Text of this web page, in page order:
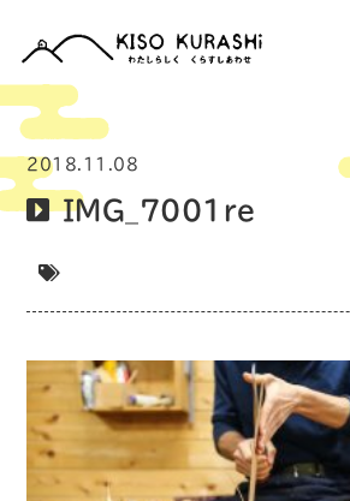
2018.11.08
IMG_7001re